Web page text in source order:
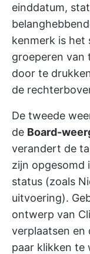
einddatum,
kenmerk is het
groeperen van
door te
de
De tweede
de Board-
verandert de
zijn opgesomd
status (zoals
uitvoering).
ontwerp van
verplaatsen en
paar klikken te